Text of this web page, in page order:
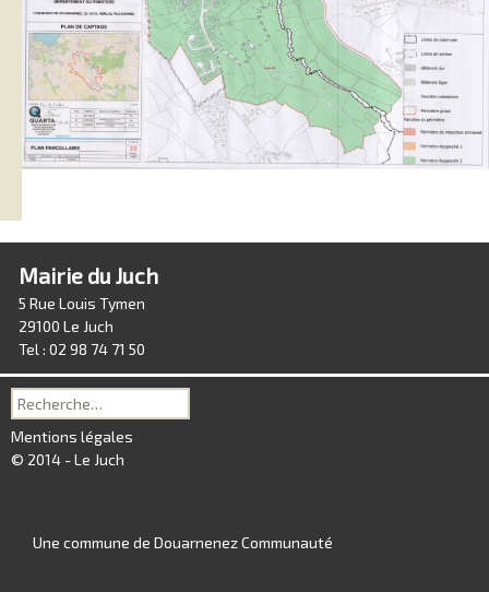
Mairie du Juch
5 Rue Louis Tymen
29100 Le Juch
Tel : 02 98 74 71 50
Recherche
pour :
Mentions légales
© 2014 - Le Juch
Une commune de Douarnenez Communauté